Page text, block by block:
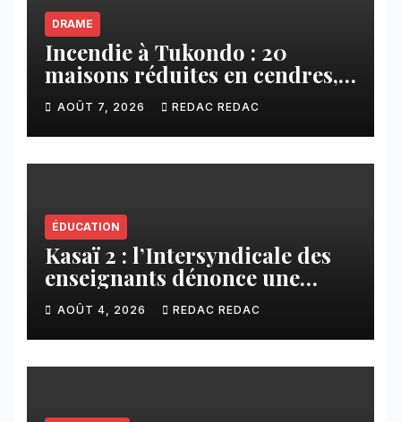
DRAME
Incendie à Tukondo : 20
maisons réduites en cendres,
plusieurs familles sans abri
AOÛT 7, 2026 REDAC REDAC
ÉDUCATION
Kasaï 2 : l’Intersyndicale des
enseignants dénonce une
contribution financière
imposée aux écoles de la
CNCA
AOÛT 4, 2026 REDAC REDAC